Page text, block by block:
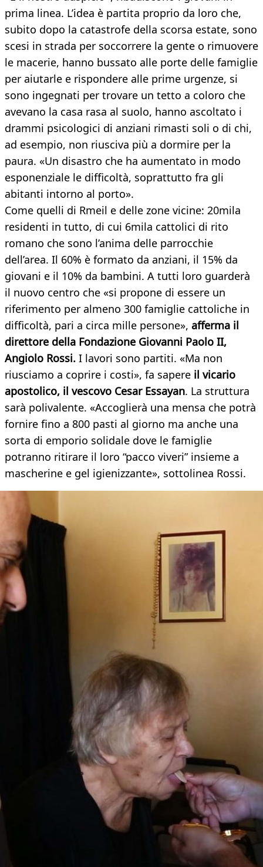
prima linea. L’idea è partita proprio da loro che,
subito dopo la catastrofe della scorsa estate, sono
scesi in strada per soccorrere la gente o rimuovere
le macerie, hanno bussato alle porte delle famiglie
per aiutarle e rispondere alle prime urgenze, si
sono ingegnati per trovare un tetto a coloro che
avevano la casa rasa al suolo, hanno ascoltato i
drammi psicologici di anziani rimasti soli o di chi,
ad esempio, non riusciva più a dormire per la
paura. «Un disastro che ha aumentato in modo
esponenziale le difficoltà, soprattutto fra gli
abitanti intorno al porto».
Come quelli di Rmeil e delle zone vicine: 20mila
residenti in tutto, di cui 6mila cattolici di rito
romano che sono l’anima delle parrocchie
dell’area. Il 60% è formato da anziani, il 15% da
giovani e il 10% da bambini. A tutti loro guarderà
il nuovo centro che «si propone di essere un
riferimento per almeno 300 famiglie cattoliche in
difficoltà, pari a circa mille persone», afferma il
direttore della Fondazione Giovanni Paolo II,
Angiolo Rossi. I lavori sono partiti. «Ma non
riusciamo a coprire i costi», fa sapere il vicario
apostolico, il vescovo Cesar Essayan. La struttura
sarà polivalente. «Accoglierà una mensa che potrà
fornire fino a 800 pasti al giorno ma anche una
sorta di emporio solidale dove le famiglie
potranno ritirare il loro “pacco viveri” insieme a
mascherine e gel igienizzante», sottolinea Rossi.